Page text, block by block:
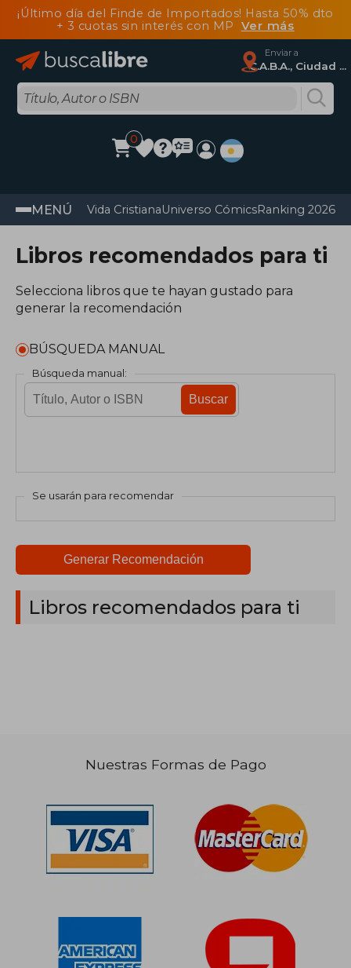
¡Último día del Finde de Importados! Hasta 50% dto
+ 3 cuotas sin interés con MP Ver más
Enviar a
C.A.B.A., Ciudad Autónoma De Buenos Aires
0
MENÚ Vida CristianaUniverso CómicsRanking 2026
Libros recomendados para ti
Selecciona libros que te hayan gustado para
generar la recomendación
BÚSQUEDA MANUAL
Búsqueda manual:
Buscar
Se usarán para recomendar
Generar Recomendación
Libros recomendados para ti
Nuestras Formas de Pago